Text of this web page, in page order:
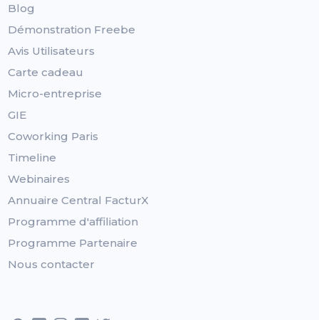
Blog
Démonstration Freebe
Avis Utilisateurs
Carte cadeau
Micro-entreprise
GIE
Coworking Paris
Timeline
Webinaires
Annuaire Central FacturX
Programme d'affiliation
Programme Partenaire
Nous contacter